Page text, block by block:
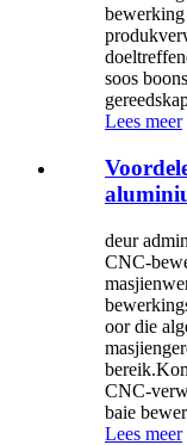
soos
Lees meer
deur
CNC-
oor die
CNC-
baie
Lees meer